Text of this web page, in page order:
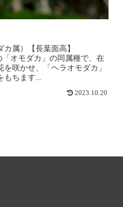
属）【長葉面高】
「オモダカ」の同属種で、在
咲かせ、「ヘラオモダカ」
もちます...
2023.10.20